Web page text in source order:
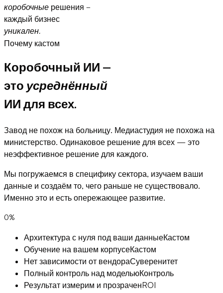
коробочные решения —
каждый бизнес
уникален.
Почему кастом
Коробочный ИИ —
это усреднённый
ИИ для всех.
Завод не похож на больницу. Медиастудия не похожа на
министерство. Одинаковое решение для всех — это
неэффективное решение для каждого.
Мы погружаемся в специфику сектора, изучаем ваши
данные и создаём то, чего раньше не существовало.
Именно это и есть опережающее развитие.
0%
Архитектура с нуля под ваши данныеКастом
Обучение на вашем корпусеКастом
Нет зависимости от вендораСуверенитет
Полный контроль над модельюКонтроль
Результат измерим и прозраченROI